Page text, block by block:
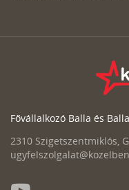
Fővállalkozó Balla és
2310 Szigetszentmiklós,